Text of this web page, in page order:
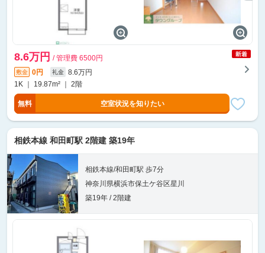
8.6万円 / 管理費 6500円
敷金 0円 礼金
8.6万円
1K ｜ 19.87m² ｜ 2階
無料 空室状況を知りたい
相鉄本線 和田町駅 2階建 築19年
相鉄本線/和田町駅 歩7分
神奈川県横浜市保土ケ谷区星川
築19年 / 2階建